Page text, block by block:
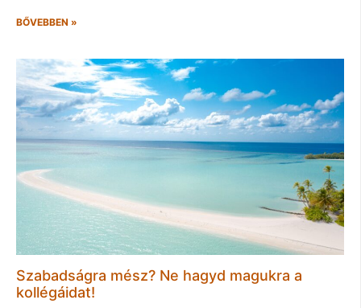
BŐVEBBEN »
Szabadságra mész? Ne hagyd magukra a
kollégáidat!